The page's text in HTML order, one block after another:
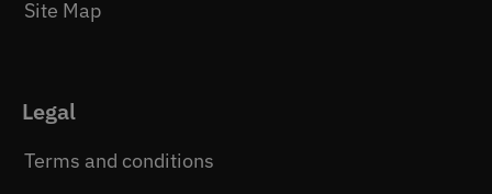
Site Map
Legal
Terms and conditions